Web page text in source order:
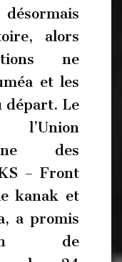
alors
ne
et les
départ. Le
des
– Front
kanak et
a promis
de